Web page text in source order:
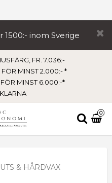
1500:- inom Sverige
FR. 7.036:-
MINST 2.000:- *
MINST 6.000:-*
0
& HÅRDVAX